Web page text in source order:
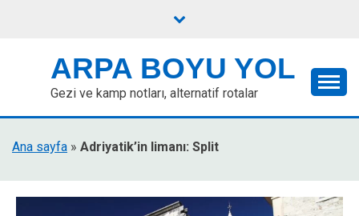
ARPA BOYU YOL
Gezi ve kamp notları, alternatif rotalar
Ana sayfa » Adriyatik’in limanı: Split